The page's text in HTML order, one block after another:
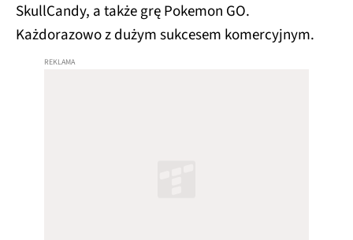
SkullCandy, a także grę Pokemon GO.
Każdorazowo z dużym sukcesem komercyjnym.